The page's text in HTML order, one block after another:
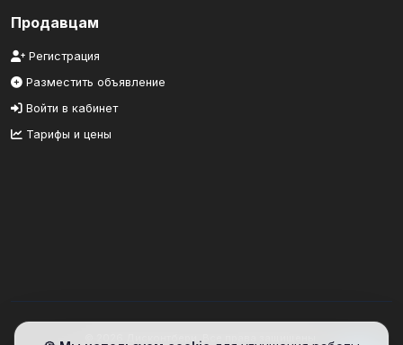
Продавцам
Регистрация
Разместить объявление
Войти в кабинет
Тарифы и цены
© 2026 Дисконтбери. Все права защищены.